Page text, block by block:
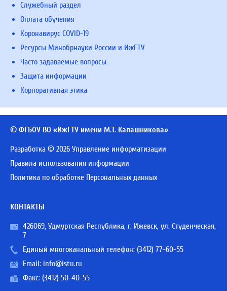
Служебный раздел
Оплата обучения
Коронавирус COVID-19
Ресурсы Минобрнауки России и ИжГТУ
Часто задаваемые вопросы
Защита информации
Корпоративная этика
© ФГБОУ ВО «ИжГТУ имени М.Т. Калашникова»
Разработка © 2026 Управление информатизации
Правила использования информации
Политика по обработке Персональных данных
КОНТАКТЫ
426069, Удмуртская Республика, г. Ижевск, ул. Студенческая,
7
Единый многоканальный телефон: (3412) 77-60-55
Email: info@istu.ru
Факс: (3412) 50-40-55